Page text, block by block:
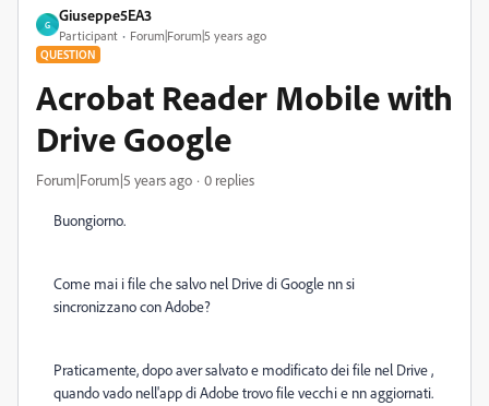
G
Giuseppe5EA3
Participant Forum|Forum|5 years ago
QUESTION
Acrobat Reader Mobile with
Drive Google
Forum|Forum|5 years ago 0 replies
Buongiorno.
Come mai i file che salvo nel Drive di Google nn si
sincronizzano con Adobe?
Praticamente, dopo aver salvato e modificato dei file nel Drive ,
quando vado nell'app di Adobe trovo file vecchi e nn aggiornati.